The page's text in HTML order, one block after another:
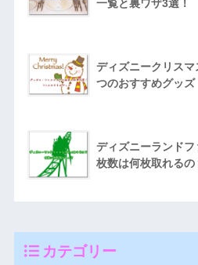
一覧と裏ワザ3選！
ディズニークリス
つのおすすめグッズ
ディズニーランドフ
枚数は何枚取れるの
カテゴリー